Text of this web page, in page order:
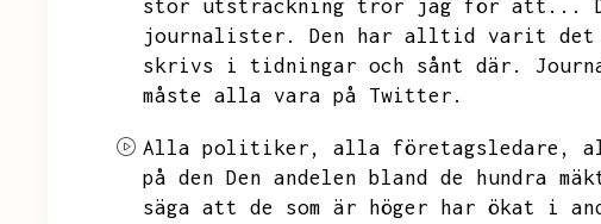
stor utsträckning tror jag för att...
journalister.
Den har alltid varit det
skrivs i tidningar och sånt där.
måste alla vara på Twitter.
Alla politiker, alla företagsledare,
på den Den andelen bland de hundra
säga att de som är höger har ökat i